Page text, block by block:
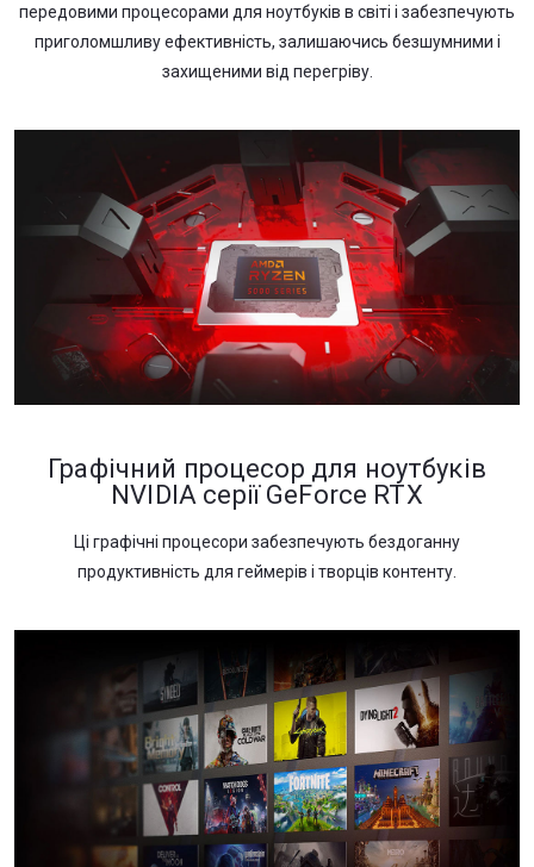
передовими процесорами для ноутбуків в світі і забезпечують
приголомшливу ефективність, залишаючись безшумними і
захищеними від перегріву.
Графічний процесор для ноутбуків
NVIDIA серії GeForce RTX
Ці графічні процесори забезпечують бездоганну
продуктивність для геймерів і творців контенту.